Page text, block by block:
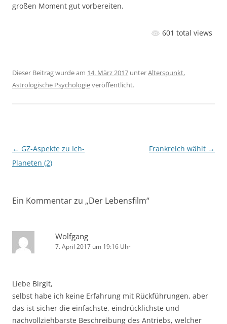
großen Moment gut vorbereiten.
601 total views
Dieser Beitrag wurde am 14. März 2017 unterAlterspunkt,
Astrologische Psychologieveröffentlicht.
Beitragsnavigation
← GZ-Aspekte zu Ich-
Planeten (2)
Frankreich wählt →
Ein Kommentar zu „Der Lebensfilm“
Wolfgang
7. April 2017 um 19:16 Uhr
Liebe Birgit,
selbst habe ich keine Erfahrung mit Rückführungen, aber
das ist sicher die einfachste, eindrücklichste und
nachvollziehbarste Beschreibung des Antriebs, welcher